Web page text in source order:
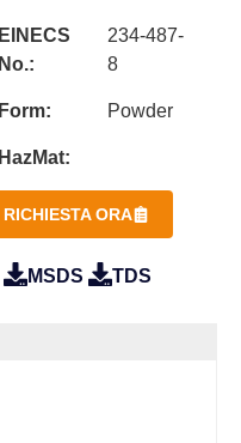
EINECS
No.:
234-487-
8
Form: Powder
HazMat:
RICHIESTA ORA
MSDS TDS